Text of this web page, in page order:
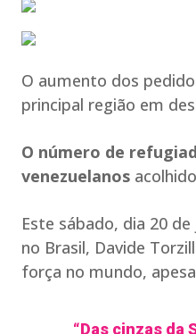
O aumento dos
principal região em
O número de
venezuelanos
Este sábado, dia 20
no Brasil, Davide
força no mundo,
“Das cinzas da